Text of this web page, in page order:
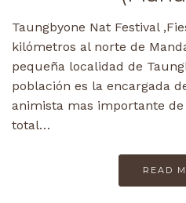
Taungbyone Nat Festival
kilómetros al norte de
pequeña localidad de
población es la encargada
animista mas importante
total…
READ